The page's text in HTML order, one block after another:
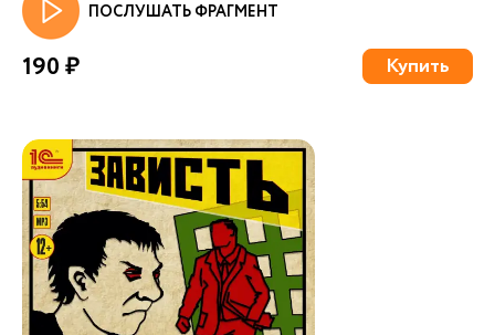
ПОСЛУШАТЬ ФРАГМЕНТ
190 ₽ Купить